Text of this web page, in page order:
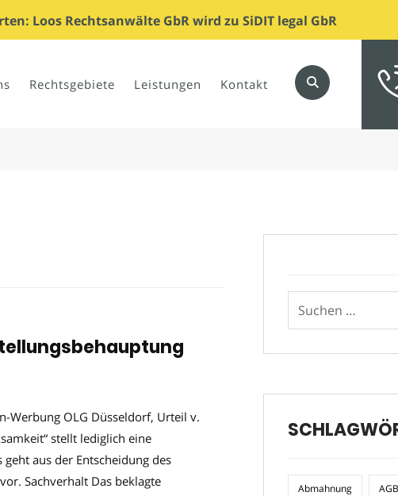
Loos Rechtsanwälte GbR wird zu SiDIT legal GbR
Rechtsgebiete Leistungen Kontakt
Werbung OLG Düsseldorf, Urteil v.
stellt lediglich eine
aus der Entscheidung des
Sachverhalt Das beklagte
Abmahnung AGB